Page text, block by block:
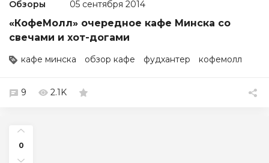
Обзоры 05 сентября 2014
«КофеМолл» очередное кафе Минска со
свечами и хот-догами
кафе минска обзор кафе фудхантер кофемолл
9 2.1K
0